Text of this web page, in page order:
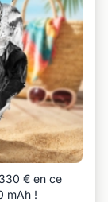
€ en ce
mAh !